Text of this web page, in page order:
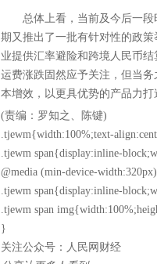
总体上看，当前及今后一
期又推出了一批有针对性的政
业提供汇率避险和跨境人民币
运费涨跌固然应予关注，但当
本增效，以更具优势的产品力打
(责编：罗知之、陈键)
.tjewm{width:100%;text-
.tjewm span{display:inline-
@media (min-device-
.tjewm span{display:inline-
.tjewm span
}
关注公众号：人民网财经